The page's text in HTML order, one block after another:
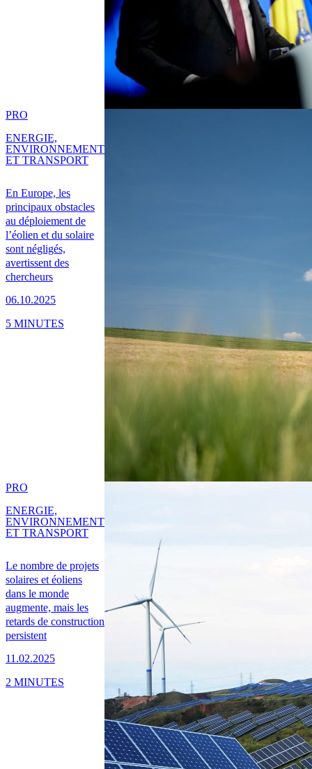
En Europe, les
principaux obstacles
au déploiement de
l’éolien et du solaire
sont négligés,
avertissent des
chercheurs
06.10.2025
PRO
ENERGIE,
ENVIRONNEMENT
ET TRANSPORT
5 MINUTES
Le nombre de projets
solaires et éoliens
dans le monde
augmente, mais les
retards de construction
persistent
11.02.2025
PRO
ENERGIE,
ENVIRONNEMENT
ET TRANSPORT
2 MINUTES